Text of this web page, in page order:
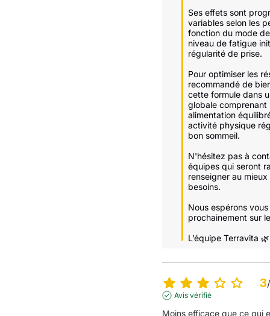
Ses effets sont
variables selon les
fonction du mode
niveau de fatigue
régularité de prise.
Pour optimiser les
recommandé de
cette formule dans
globale comprenant
alimentation
activité physique
bon sommeil.
N'hésitez pas à
équipes qui seront
renseigner au mieux
besoins.
Nous espérons
prochainement sur
L’équipe Terravita 🌿
3/
Avis vérifié
Moins efficace que ce qui